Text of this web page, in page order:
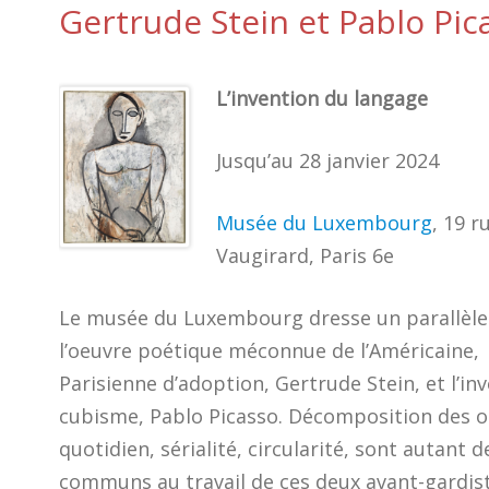
Gertrude Stein et Pablo
L’invention du langage
Jusqu’au 28 janvier 2024
Musée du Luxembourg, 19
Vaugirard, Paris 6e
Le musée du Luxembourg dresse un
l’oeuvre poétique méconnue de l’Américaine,
Parisienne d’adoption, Gertrude Stein, et
cubisme, Pablo Picasso. Décomposition des
quotidien, sérialité, circularité, sont autant
communs au travail de ces deux avant-